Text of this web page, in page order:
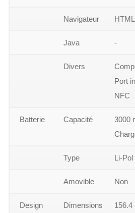
Navigateur
Java -
Divers
Port
NFC
Batterie Capacité
3000
Type Li-Pol
Amovible Non
Design Dimensions